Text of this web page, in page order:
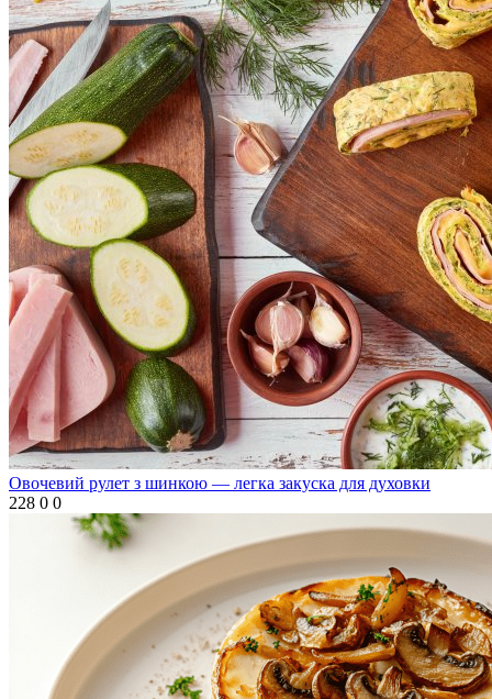
Овочевий рулет з шинкою — легка закуска для духовки
228 0 0